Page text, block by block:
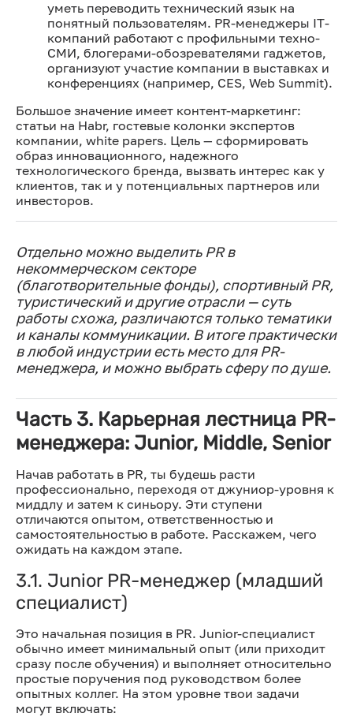
уметь переводить технический язык на
понятный пользователям. PR-менеджеры IT-
компаний работают с профильными техно-
СМИ, блогерами-обозревателями гаджетов,
организуют участие компании в выставках и
конференциях (например, CES, Web Summit).
Большое значение имеет контент-маркетинг:
статьи на Habr, гостевые колонки экспертов
компании, white papers. Цель — сформировать
образ инновационного, надежного
технологического бренда, вызвать интерес как у
клиентов, так и у потенциальных партнеров или
инвесторов.
Отдельно можно выделить PR в
некоммерческом секторе
(благотворительные фонды), спортивный PR,
туристический и другие отрасли — суть
работы схожа, различаются только тематики
и каналы коммуникации. В итоге практически
в любой индустрии есть место для PR-
менеджера, и можно выбрать сферу по душе.
Часть 3. Карьерная лестница PR-
менеджера: Junior, Middle, Senior
Начав работать в PR, ты будешь расти
профессионально, переходя от джуниор-уровня к
миддлу и затем к синьору. Эти ступени
отличаются опытом, ответственностью и
самостоятельностью в работе. Расскажем, чего
ожидать на каждом этапе.
3.1. Junior PR-менеджер (младший
специалист)
Это начальная позиция в PR. Junior-специалист
обычно имеет минимальный опыт (или приходит
сразу после обучения) и выполняет относительно
простые поручения под руководством более
опытных коллег. На этом уровне твои задачи
могут включать: